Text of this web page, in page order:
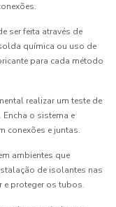
ser feita através de
química ou uso de
para cada método
realizar um teste de
o sistema e
conexões e juntas.
ambientes que
de isolantes nas
e proteger os tubos.